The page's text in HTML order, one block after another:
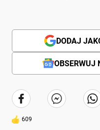
DODAJ
OBSERWUJ
609